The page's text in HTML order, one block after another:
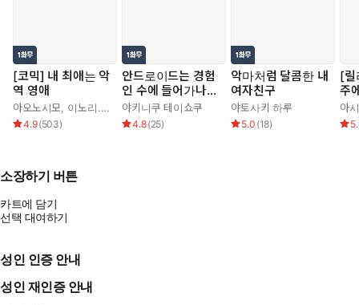
[코믹] 내 최애는 악
역 영애
아오노시모, 이노리.,정백송,하나가타
4.9(503)
안드로이드는 경험
인 수에 들어가나
요??
야키니쿠 테이쇼쿠
4.8(25)
악마처럼 달콤한 내
여자친구
야토사키 하루
5.0 (18)
[릴
주
아
소장하기 버튼
카트에 담기
선택 대여하기
성인 인증 안내
성인 재인증 안내